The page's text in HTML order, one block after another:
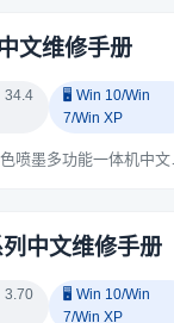
文维修手册
34.4
🖥️ Win 10/Win
7/Win XP
兄弟Brother
中文维修手册
3.70
🖥️ Win 10/Win
7/Win XP